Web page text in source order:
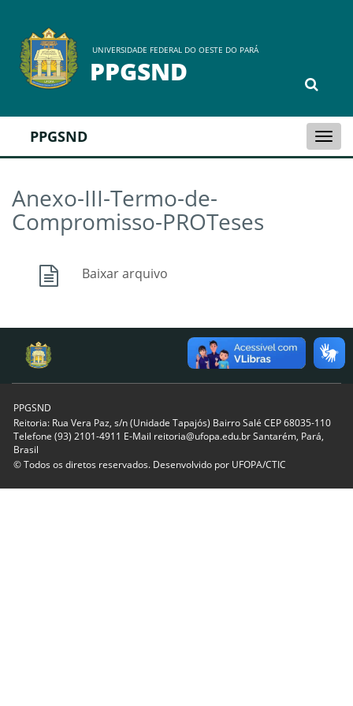
UNIVERSIDADE FEDERAL DO OESTE DO PARÁ
PPGSND
PPGSND
Anexo-III-Termo-de-
Compromisso-PROTeses
Baixar arquivo
PPGSND
Reitoria: Rua Vera Paz, s/n (Unidade Tapajós) Bairro Salé CEP 68035-110
Telefone (93) 2101-4911 E-Mail reitoria@ufopa.edu.br Santarém, Pará,
Brasil
© Todos os diretos reservados. Desenvolvido por UFOPA/CTIC